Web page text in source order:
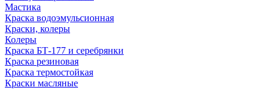
Мастика
Краска водоэмульсионная
Краски, колеры
Колеры
Краска БТ-177 и серебрянки
Краска резиновая
Краска термостойкая
Краски масляные